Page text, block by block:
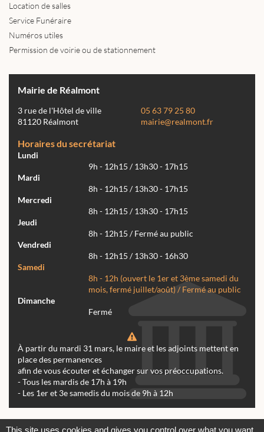
Location de salles
Service Funéraire
Numéros utiles
Permission de voirie ou de stationnement
Mairie de Réalmont
3 rue de l'Hôtel de ville
81120 Réalmont
05 63 79 25 80
mairie@realmont.fr
Horaires du secrétariat
Lundi
9h - 12h15 / 13h30 - 17h15
Mardi
8h - 12h15 / 13h30 - 17h15
Mercredi
8h - 12h15 / 13h30 - 17h15
Jeudi
8h - 12h15 / Fermé au public
Vendredi
8h - 12h15 / 13h30 - 16h30
Samedi
8h - 12h (ouvert le 1er et 3ème samedi du
mois, fermé juillet/août) / Fermé au public
Dimanche
Fermé
À partir du mardi 31 mars, le maire et les adjoints mettent en
place des permanences
afin de vous écouter et échanger sur vos préoccupations.
- Tous les mardis de 17h à 19h
- Les 1er et 3e samedis du mois de 9h à 12h
This site uses cookies and gives you control over what you want